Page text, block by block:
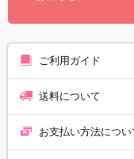
ご利用ガイド
送料について
お支払い方法につい